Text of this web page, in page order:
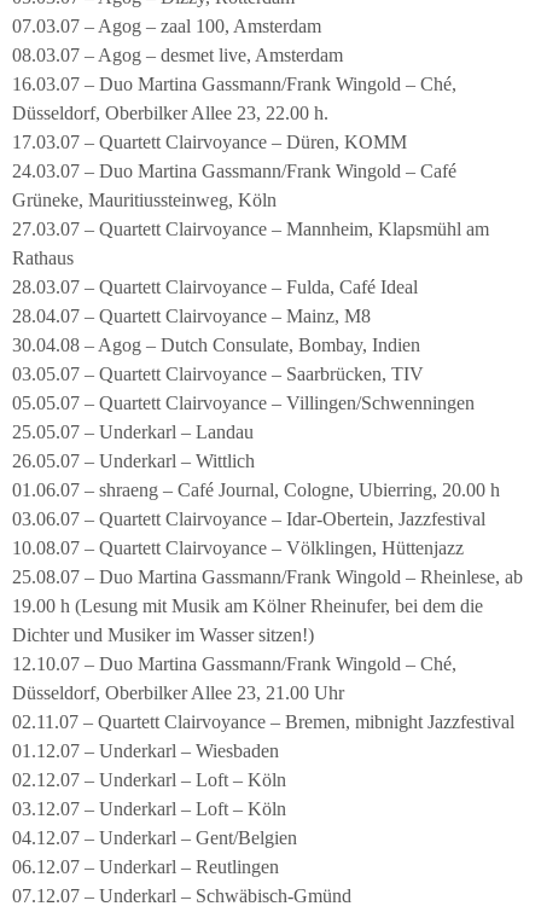
07.03.07 – Agog – zaal 100, Amsterdam
08.03.07 – Agog – desmet live, Amsterdam
16.03.07 – Duo Martina Gassmann/Frank Wingold – Ché,
Düsseldorf, Oberbilker Allee 23, 22.00 h.
17.03.07 – Quartett Clairvoyance – Düren, KOMM
24.03.07 – Duo Martina Gassmann/Frank Wingold – Café
Grüneke, Mauritiussteinweg, Köln
27.03.07 – Quartett Clairvoyance – Mannheim, Klapsmühl am
Rathaus
28.03.07 – Quartett Clairvoyance – Fulda, Café Ideal
28.04.07 – Quartett Clairvoyance – Mainz, M8
30.04.08 – Agog – Dutch Consulate, Bombay, Indien
03.05.07 – Quartett Clairvoyance – Saarbrücken, TIV
05.05.07 – Quartett Clairvoyance – Villingen/Schwenningen
25.05.07 – Underkarl – Landau
26.05.07 – Underkarl – Wittlich
01.06.07 – shraeng – Café Journal, Cologne, Ubierring, 20.00 h
03.06.07 – Quartett Clairvoyance – Idar-Obertein, Jazzfestival
10.08.07 – Quartett Clairvoyance – Völklingen, Hüttenjazz
25.08.07 – Duo Martina Gassmann/Frank Wingold – Rheinlese, ab
19.00 h (Lesung mit Musik am Kölner Rheinufer, bei dem die
Dichter und Musiker im Wasser sitzen!)
12.10.07 – Duo Martina Gassmann/Frank Wingold – Ché,
Düsseldorf, Oberbilker Allee 23, 21.00 Uhr
02.11.07 – Quartett Clairvoyance – Bremen, mibnight Jazzfestival
01.12.07 – Underkarl – Wiesbaden
02.12.07 – Underkarl – Loft – Köln
03.12.07 – Underkarl – Loft – Köln
04.12.07 – Underkarl – Gent/Belgien
06.12.07 – Underkarl – Reutlingen
07.12.07 – Underkarl – Schwäbisch-Gmünd